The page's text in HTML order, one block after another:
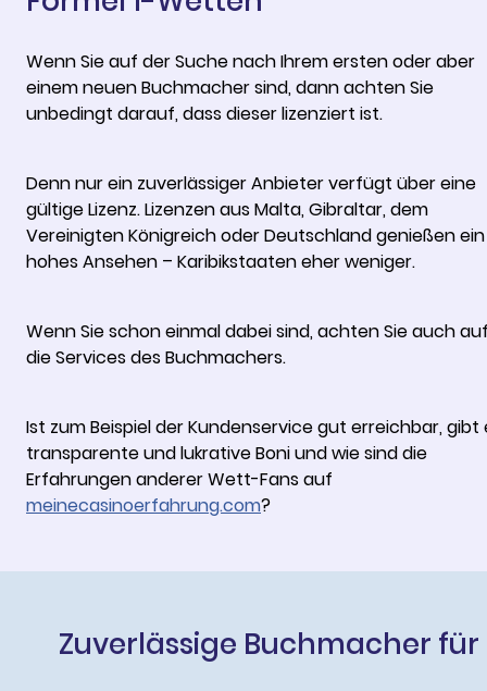
Wenn Sie auf der Suche nach Ihrem ersten oder aber
einem neuen Buchmacher sind, dann achten Sie
unbedingt darauf, dass dieser lizenziert ist.
Denn nur ein zuverlässiger Anbieter verfügt über eine
gültige Lizenz. Lizenzen aus Malta, Gibraltar, dem
Vereinigten Königreich oder Deutschland genießen ein
hohes Ansehen – Karibikstaaten eher weniger.
Wenn Sie schon einmal dabei sind, achten Sie auch
die Services des Buchmachers.
Ist zum Beispiel der Kundenservice gut erreichbar, gibt
transparente und lukrative Boni und wie sind die
Erfahrungen anderer Wett-Fans auf
meinecasinoerfahrung.com?
Zuverlässige Buchmacher